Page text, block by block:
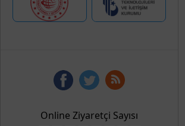
Online Ziyaretçi Sayısı